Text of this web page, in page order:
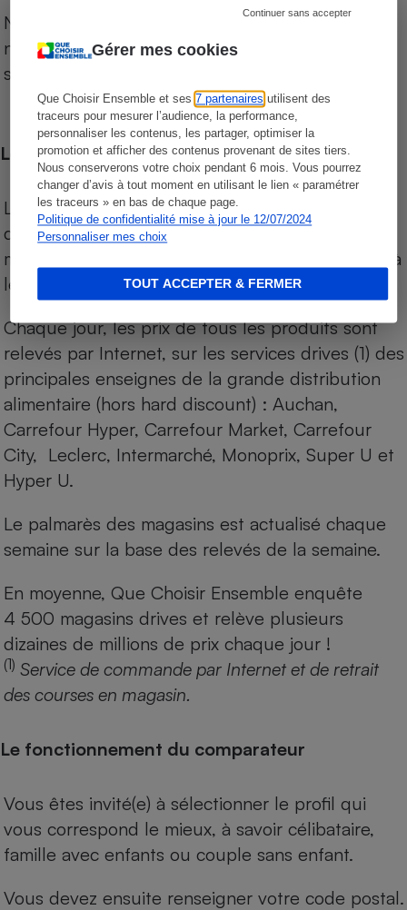
Gérer mes cookies
Que Choisir Ensemble et ses7 partenaires utilisent des
traceurs pour mesurer l’audience, la performance,
personnaliser les contenus, les partager, optimiser la
promotion et afficher des contenus provenant de sites tiers.
Nous conserverons votre choix pendant 6 mois. Vous pourrez
changer d’avis à tout moment en utilisant le lien « paramétrer
les traceurs » en bas de chaque page.
Politique de confidentialité mise à jour le 12/07/2024
Personnaliser mes choix
Continuer sans accepter
TOUT ACCEPTER & FERMER
Notre comparateur de supermarchés propose le
niveau de prix des supermarchés, géolocalisés
sur le territoire français.
Les comparaisons de prix
Les comparaisons sont réalisées sur l’ensemble
des produits des magasins. Les produits de
marques de distributeurs (MDD) sont comparés à
leurs équivalents chez leurs concurrents.
Chaque jour, les prix de tous les produits sont
relevés par Internet, sur les services drives (1) des
principales enseignes de la grande distribution
alimentaire (hors hard discount) : Auchan,
Carrefour Hyper, Carrefour Market, Carrefour
City, Leclerc, Intermarché, Monoprix, Super U et
Hyper U.
Le palmarès des magasins est actualisé chaque
semaine sur la base des relevés de la semaine.
En moyenne, Que Choisir Ensemble enquête
4 500 magasins drives et relève plusieurs
dizaines de millions de prix chaque jour !
(1) Service de commande par Internet et de retrait
des courses en magasin.
Le fonctionnement du comparateur
Vous êtes invité(e) à sélectionner le profil qui
vous correspond le mieux, à savoir célibataire,
famille avec enfants ou couple sans enfant.
Vous devez ensuite renseigner votre code postal.